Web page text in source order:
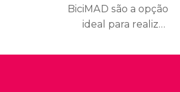
BiciMAD são a opção
ideal para realizar
centro da cidade. Trata-